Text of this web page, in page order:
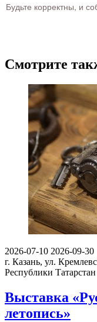
Будьте корректны, и
Смотрите
2026-07-10 2026-09-30
г. Казань, ул.
Республики Татарстан
Выставка
летопись»